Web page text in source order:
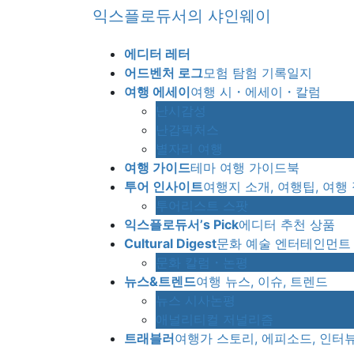
익스플로듀서의 샤인웨이
에디터 레터
어드벤처 로그모험 탐험 기록일지
여행 에세이여행 시・에세이・칼럼
난시감성
난감픽처스
별자리 여행
여행 가이드테마 여행 가이드북
투어 인사이트여행지 소개, 여행팁, 여행
투어리스트 스팟
익스플로듀서’s Pick에디터 추천 상품
Cultural Digest문화 예술 엔터테인먼트
문화 칼럼・논평
뉴스&트렌드여행 뉴스, 이슈, 트렌드
뉴스 시사논평
애널리티컬 저널리즘
트래블러여행가 스토리, 에피소드, 인터